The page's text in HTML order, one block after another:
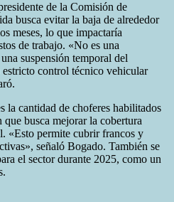
de la Comisión de
busca evitar la baja de alrededor
meses, lo que impactaría
de trabajo. «No es una
suspensión temporal del
control técnico vehicular
la cantidad de choferes habilitados
busca mejorar la cobertura
«Esto permite cubrir francos y
señaló Bogado. También se
el sector durante 2025, como un